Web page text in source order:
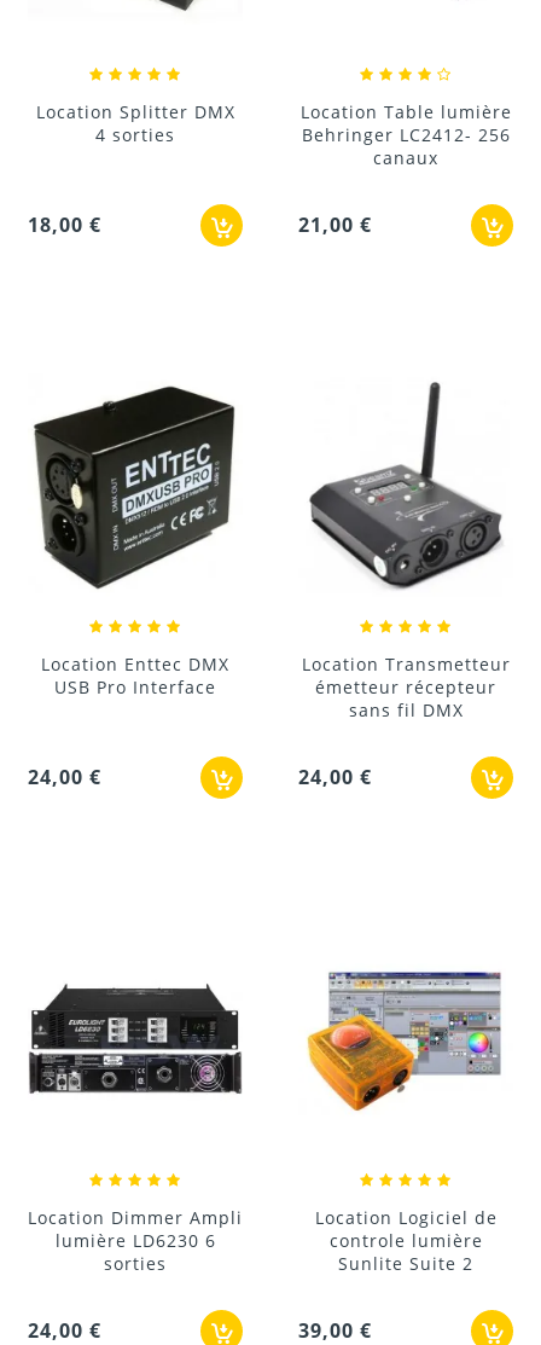
Location Splitter DMX
4 sorties
18,00 €
Location Table lumière
Behringer LC2412- 256
canaux
21,00 €
Location Enttec DMX
USB Pro Interface
24,00 €
Location Transmetteur
émetteur récepteur
sans fil DMX
24,00 €
Location Dimmer Ampli
lumière LD6230 6
sorties
24,00 €
Location Logiciel de
controle lumière
Sunlite Suite 2
39,00 €